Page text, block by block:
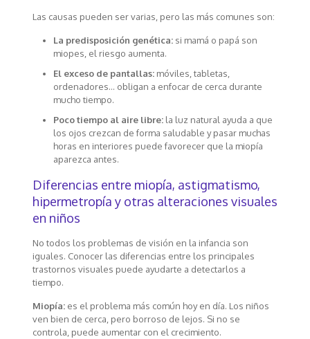
Las causas pueden ser varias, pero las más comunes son:
La predisposición genética:si mamá o papá son
miopes, el riesgo aumenta.
El exceso de pantallas:móviles, tabletas,
ordenadores… obligan a enfocar de cerca durante
mucho tiempo.
Poco tiempo al aire libre:la luz natural ayuda a que
los ojos crezcan de forma saludable y pasar muchas
horas en interiores puede favorecer que la miopía
aparezca antes.
Diferencias entre miopía, astigmatismo,
hipermetropía y otras alteraciones visuales
en niños
No todos los problemas de visión en la infancia son
iguales. Conocer las diferencias entre los principales
trastornos visuales puede ayudarte a detectarlos a
tiempo.
Miopía:es el problema más común hoy en día. Los niños
ven bien de cerca, pero borroso de lejos. Si no se
controla, puede aumentar con el crecimiento.